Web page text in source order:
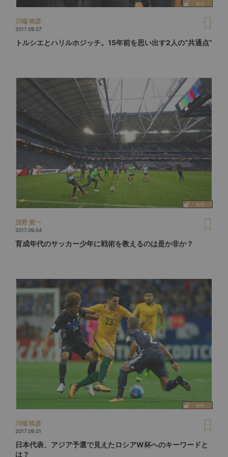
川端 暁彦
2017.09.07
トルシエとハリルホジッチ。15年前を思い出す2人の“共通点”
浅野 賀一
2017.09.04
育成年代のサッカー少年に戦術を教えるのは是か非か？
川端 暁彦
2017.09.01
日本代表、アジア予選で見えたロシアW杯へのキーワードと
は？